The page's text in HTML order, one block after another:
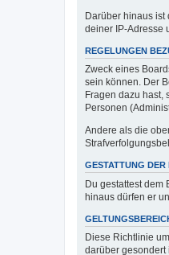
Darüber hinaus
deiner IP-Adresse
REGELUNGEN
Zweck eines
sein können. Der
Fragen dazu hast,
Personen
Andere als die
GESTATTUNG
Du gestattest dem
hinaus dürfen er
Diese Richtlinie
darüber gesondert